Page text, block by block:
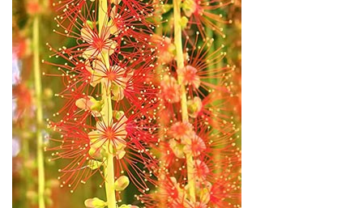
天
府
旅
游
天
府